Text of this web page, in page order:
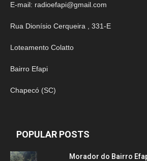
E-mail: radioefapi@gmail.com
Rua Dionísio Cerqueira , 331-E
Loteamento Colatto
Bairro Efapi
Chapecó (SC)
POPULAR POSTS
Morador do Bairro